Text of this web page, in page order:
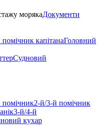
морякаДокументи
капітанаГоловний
Судновий
2-й/3-й помічник
3-й/4-й
кухар